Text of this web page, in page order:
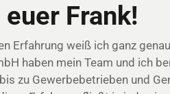
euer Frank!
Erfahrung weiß ich ganz
haben mein Team und ich
zu Gewerbebetrieben und